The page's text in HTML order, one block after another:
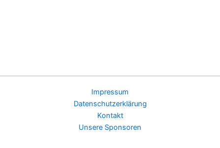
Impressum
Datenschutzerklärung
Kontakt
Unsere Sponsoren